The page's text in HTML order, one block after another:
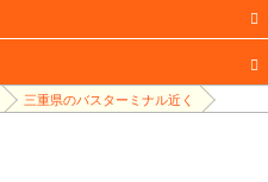
三重県のバスターミナル近く